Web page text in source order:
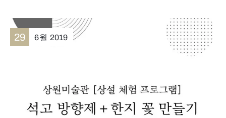
29 6월 2019